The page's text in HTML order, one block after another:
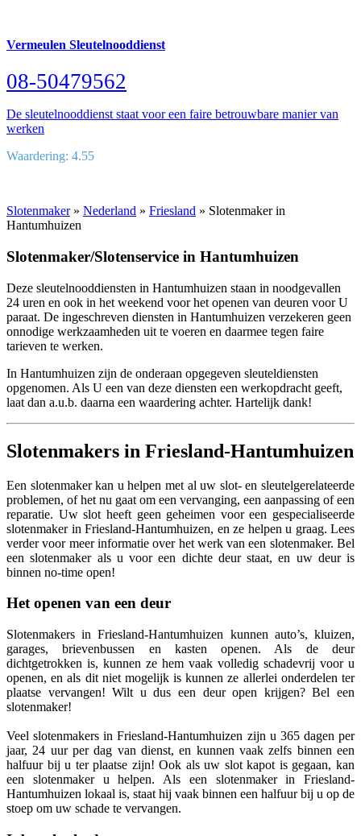
Vermeulen Sleutelnooddienst
08-50479562
De sleutelnooddienst staat voor een faire betrouwbare manier van
werken
Waardering: 4.55
Slotenmaker» Nederland » Friesland » Slotenmaker in
Hantumhuizen
Slotenmaker/Slotenservice in Hantumhuizen
Deze sleutelnooddiensten in Hantumhuizen staan in noodgevallen
24 uren en ook in het weekend voor het openen van deuren voor U
paraat. De ingeschreven diensten in Hantumhuizen verzekeren geen
onnodige werkzaamheden uit te voeren en daarmee tegen faire
tarieven te werken.
In Hantumhuizen zijn de onderaan opgegeven sleuteldiensten
opgenomen. Als U een van deze diensten een werkopdracht geeft,
laat dan a.u.b. daarna een waardering achter. Hartelijk dank!
Slotenmakers in Friesland-Hantumhuizen
Een slotenmaker kan u helpen met al uw slot- en sleutelgerelateerde
problemen, of het nu gaat om een vervanging, een aanpassing of een
reparatie. Uw slot heeft geen geheimen voor een gespecialiseerde
slotenmaker in Friesland-Hantumhuizen, en ze helpen u graag. Lees
verder voor meer informatie over het werk van een slotenmaker. Bel
een slotenmaker als u voor een dichte deur staat, en uw deur is
binnen no-time open!
Het openen van een deur
Slotenmakers in Friesland-Hantumhuizen kunnen auto’s, kluizen,
garages, brievenbussen en kasten openen. Als de deur
dichtgetrokken is, kunnen ze hem vaak volledig schadevrij voor u
openen, en als dit niet mogelijk is kunnen ze allerlei onderdelen ter
plaatse vervangen! Wilt u dus een deur open krijgen? Bel een
slotenmaker!
Veel slotenmakers in Friesland-Hantumhuizen zijn u 365 dagen per
jaar, 24 uur per dag van dienst, en kunnen vaak zelfs binnen een
halfuur bij u ter plaatse zijn! Ook als uw slot kapot is gegaan, kan
een slotenmaker u helpen. Als een slotenmaker in Friesland-
Hantumhuizen lokaal is, staat hij vaak binnen een halfuur bij u op de
stoep om uw schade te vervangen.